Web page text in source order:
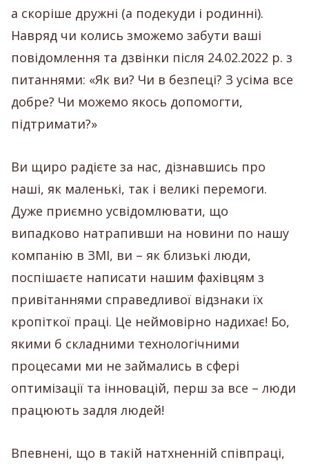
а скоріше дружні (а подекуди і родинні).
Навряд чи колись зможемо забути ваші
повідомлення та дзвінки після 24.02.2022 р. з
питаннями: «Як ви? Чи в безпеці? З усіма все
добре? Чи можемо якось допомогти,
підтримати?»
Ви щиро радієте за нас, дізнавшись про
наші, як маленькі, так і великі перемоги.
Дуже приємно усвідомлювати, що
випадково натрапивши на новини по нашу
компанію в ЗМІ, ви – як близькі люди,
поспішаєте написати нашим фахівцям з
привітаннями справедливої відзнаки їх
кропіткої праці. Це неймовірно надихає! Бо,
якими б складними технологічними
процесами ми не займались в сфері
оптимізації та інновацій, перш за все – люди
працюють задля людей!
Впевнені, що в такій натхненній співпраці,